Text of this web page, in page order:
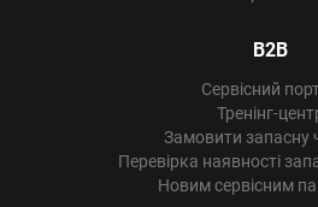
B2B
Сервісний
Тренінг-
Замовити запасну
Перевірка наявності
Новим сервісним